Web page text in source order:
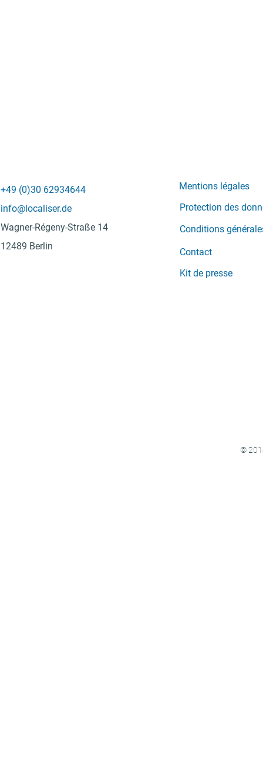
+49 (0)30 62934644
info@localiser.de
Wagner-Régeny-Straße 14
12489 Berlin
Mentions légales
Protection des
Conditions
Contact
Kit de presse
©